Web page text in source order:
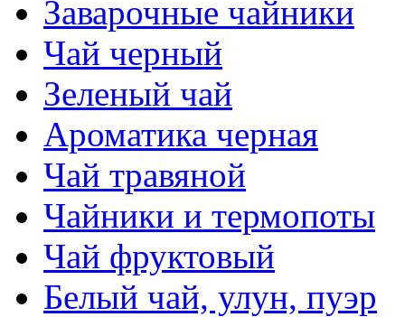
Заварочные чайники
Чай черный
Зеленый чай
Ароматика черная
Чай травяной
Чайники и термопоты
Чай фруктовый
Белый чай, улун, пуэр